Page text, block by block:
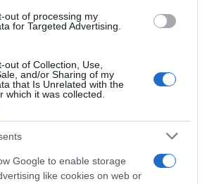
out of processing my
for Targeted Advertising.
out of Collection, Use,
and/or Sharing of my
that Is Unrelated with the
which it was collected.
Google to enable storage
like cookies on web or